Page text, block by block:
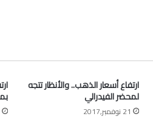
ارتفاع أسعار الذهب.. والأنظار تتجه
لمحضر الفيدرالي
21 نوفمبر,2017